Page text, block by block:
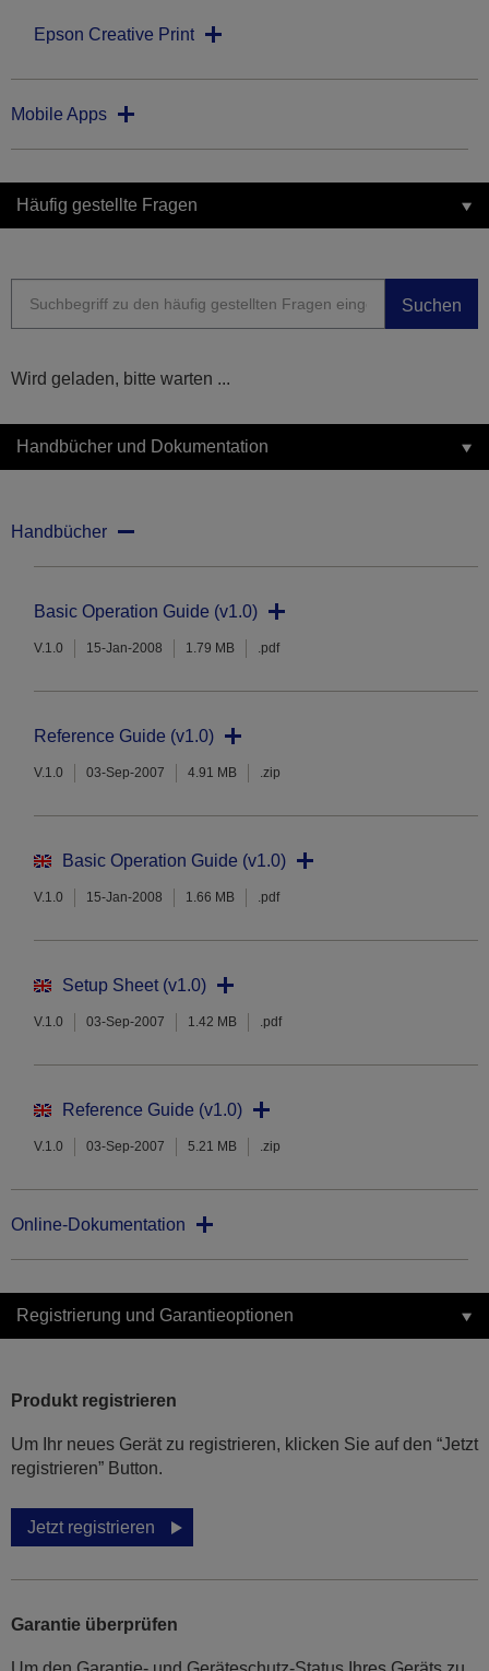
Epson Creative Print
Mobile Apps
Häufig gestellte Fragen
Suchen
Wird geladen, bitte warten ...
Handbücher und Dokumentation
Handbücher
Basic Operation Guide (v1.0)
V.1.0 15-Jan-2008 1.79 MB .pdf
Reference Guide (v1.0)
V.1.0 03-Sep-2007 4.91 MB .zip
Basic Operation Guide (v1.0)
V.1.0 15-Jan-2008 1.66 MB .pdf
Setup Sheet (v1.0)
V.1.0 03-Sep-2007 1.42 MB .pdf
Reference Guide (v1.0)
V.1.0 03-Sep-2007 5.21 MB .zip
Online-Dokumentation
Registrierung und Garantieoptionen
Produkt registrieren
Um Ihr neues Gerät zu registrieren, klicken Sie auf den “Jetzt
registrieren” Button.
Jetzt registrieren
Garantie überprüfen